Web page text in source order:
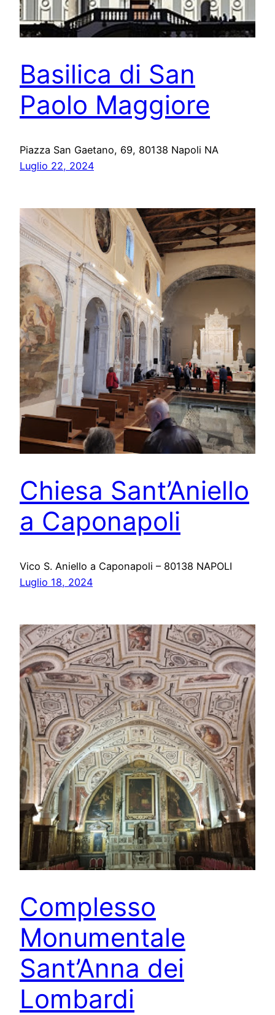
Basilica di San
Paolo Maggiore
Piazza San Gaetano, 69, 80138 Napoli NA
Luglio 22, 2024
Chiesa Sant’Aniello
a Caponapoli
Vico S. Aniello a Caponapoli – 80138 NAPOLI
Luglio 18, 2024
Complesso
Monumentale
Sant’Anna dei
Lombardi